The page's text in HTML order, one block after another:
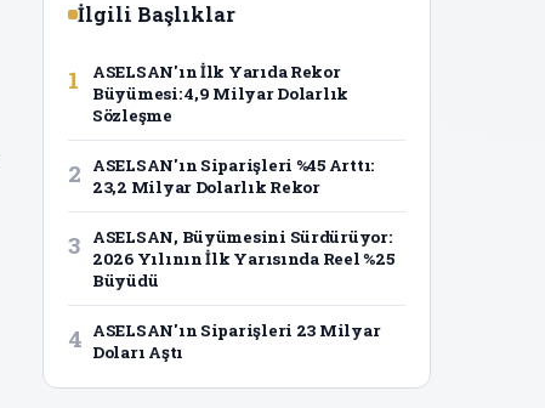
İlgili Başlıklar
1
ASELSAN'ın İlk Yarıda Rekor
Büyümesi: 4,9 Milyar Dolarlık
Sözleşme
2
ASELSAN'ın Siparişleri %45 Arttı:
23,2 Milyar Dolarlık Rekor
3
ASELSAN, Büyümesini Sürdürüyor:
2026 Yılının İlk Yarısında Reel %25
Büyüdü
4 ASELSAN'ın Siparişleri 23 Milyar
Doları Aştı